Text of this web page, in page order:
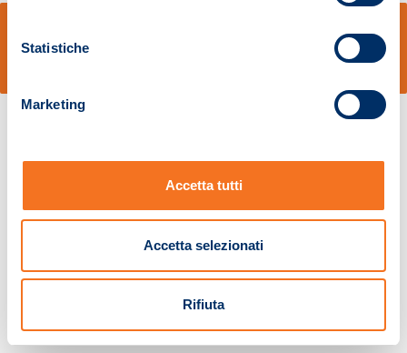
Statistiche
Marketing
Accetta tutti
Accetta selezionati
Rifiuta
Pistoia 01680210505 – R.E.A. n.155974 - Cap.Soc. € 2.000.000,00 i.v. La
Società adotta il Codice Etico D.lgs. 231/01